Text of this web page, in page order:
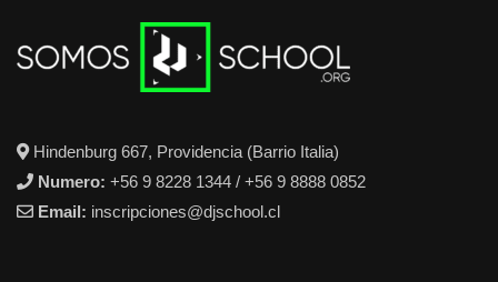
Hindenburg 667, Providencia (Barrio Italia)
Numero: +56 9 8228 1344 / +56 9 8888 0852
Email: inscripciones@djschool.cl